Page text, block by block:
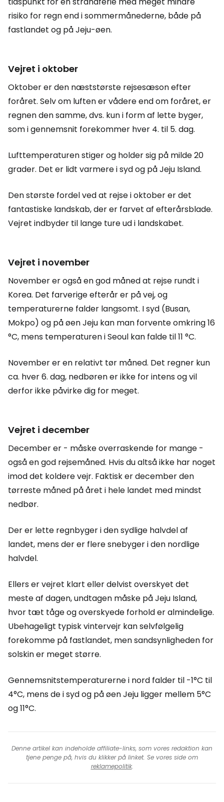
risiko for regn end i sommermånederne, både på
fastlandet og på Jeju-øen.
Vejret i oktober
Oktober er den næststørste rejsesæson efter
foråret. Selv om luften er vådere end om foråret, er
regnen den samme, dvs. kun i form af lette byger,
som i gennemsnit forekommer hver 4. til 5. dag.
Lufttemperaturen stiger og holder sig på milde 20
grader. Det er lidt varmere i syd og på Jeju Island.
Den største fordel ved at rejse i oktober er det
fantastiske landskab, der er farvet af efterårsblade.
Vejret indbyder til lange ture ud i landskabet.
Vejret i november
November er også en god måned at rejse rundt i
Korea. Det farverige efterår er på vej, og
temperaturerne falder langsomt. I syd (Busan,
Mokpo) og på øen Jeju kan man forvente omkring 16
°C, mens temperaturen i Seoul kan falde til 11 °C.
November er en relativt tør måned. Det regner kun
ca. hver 6. dag, nedbøren er ikke for intens og vil
derfor ikke påvirke dig for meget.
Vejret i december
December er - måske overraskende for mange -
også en god rejsemåned. Hvis du altså ikke har noget
imod det koldere vejr. Faktisk er december den
tørreste måned på året i hele landet med mindst
nedbør.
Der er lette regnbyger i den sydlige halvdel af
landet, mens der er flere snebyger i den nordlige
halvdel.
Ellers er vejret klart eller delvist overskyet det
meste af dagen, undtagen måske på Jeju Island,
hvor tæt tåge og overskyede forhold er almindelige.
Ubehageligt typisk vintervejr kan selvfølgelig
forekomme på fastlandet, men sandsynligheden for
solskin er meget større.
Gennemsnitstemperaturerne i nord falder til -1°C til
4°C, mens de i syd og på øen Jeju ligger mellem 5°C
og 11°C.
Denne artikel kan indeholde affiliate-links, som vores redaktion kan
tjene penge på, hvis du klikker på linket. Se vores side om
reklamepolitik.